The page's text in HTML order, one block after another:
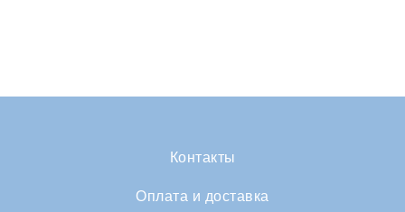
Контакты
Оплата и доставка